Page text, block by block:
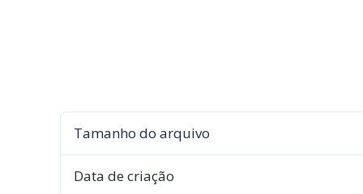
Tamanho do arquivo
Data de criação